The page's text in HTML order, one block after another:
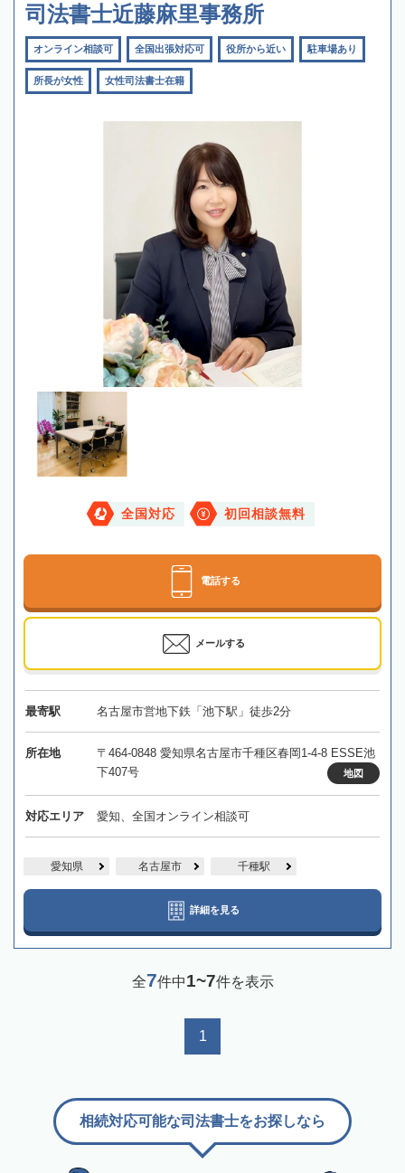
司法書士近藤麻里事務所
オンライン相談可 全国出張対応可 役所から近い 駐車場あり
所長が女性 女性司法書士在籍
全国対応 初回相談無料
電話する
メールする
最寄駅 名古屋市営地下鉄「池下駅」徒歩2分
所在地
〒464-0848 愛知県名古屋市千種区春岡1-4-8 ESSE池
下407号
地図
対応エリア 愛知、全国オンライン相談可
愛知県 名古屋市 千種駅
詳細を見る
全7件中1~7件を表示
1
相続対応可能な司法書士をお探しなら